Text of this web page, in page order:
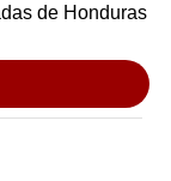
de Honduras